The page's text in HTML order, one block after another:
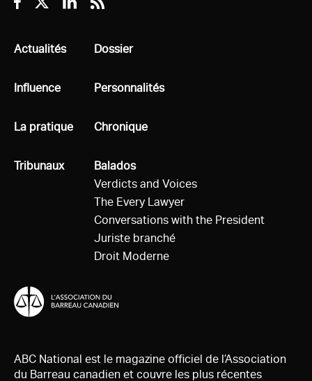
Facebook
TwitterLinkedin
RSS
Tous
Actualités
Tous
Influence
Tous
La pratique
Tous
Tribunaux
Tous
Dossier
Tous
Personnalités
Tous
Chronique
Tous
Balados
Verdicts and Voices
The Every Lawyer
Conversations with the President
Juriste branché
Droit Moderne
ABC National est le magazine officiel de l’Association
du Barreau canadien et couvre les plus récentes